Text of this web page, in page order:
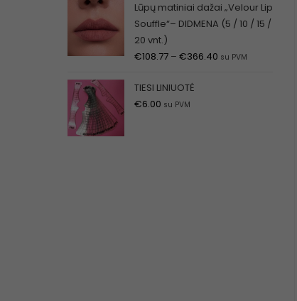
Lūpų matiniai dažai „Velour Lip
Souffle“– DIDMENA (5 / 10 / 15 /
20 vnt.)
€108.77 – €366.40 su PVM
TIESI LINIUOTĖ
€6.00 su PVM